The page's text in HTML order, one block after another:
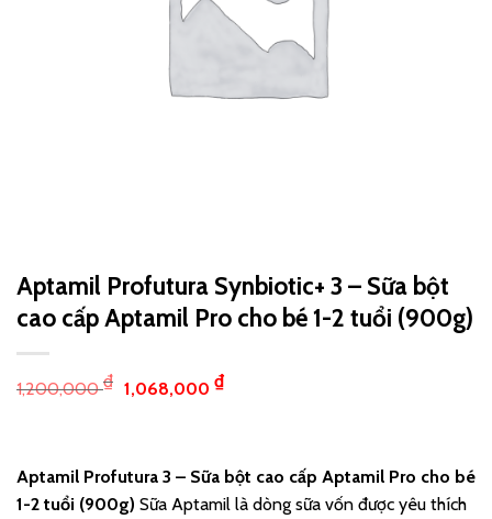
Aptamil Profutura Synbiotic+ 3 – Sữa bột
cao cấp Aptamil Pro cho bé 1-2 tuổi (900g)
1,200,000₫ 1,068,000 ₫
Aptamil Profutura 3 – Sữa bột cao cấp Aptamil Pro cho bé
1-2 tuổi (900g) Sữa Aptamil là dòng sữa vốn được yêu thích